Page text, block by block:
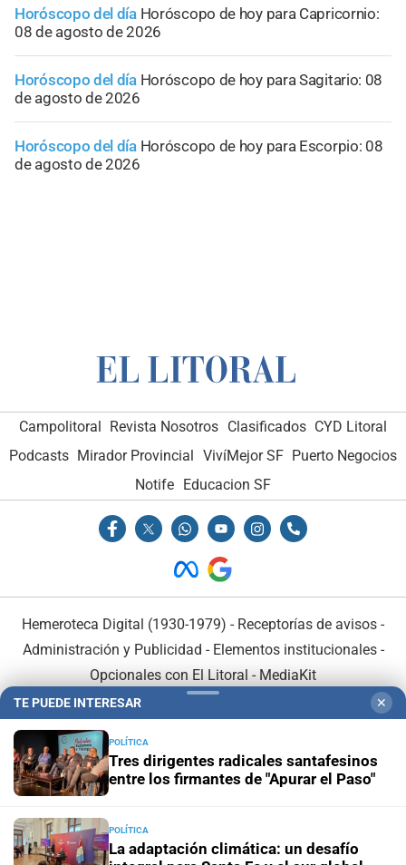
Horóscopo del día Horóscopo de hoy para Capricornio:
08 de agosto de 2026
Horóscopo del día Horóscopo de hoy para Sagitario: 08
de agosto de 2026
Horóscopo del día Horóscopo de hoy para Escorpio: 08
de agosto de 2026
Campolitoral Revista Nosotros Clasificados CYD Litoral
Podcasts Mirador Provincial VivíMejor SF Puerto Negocios
Notife Educacion SF
Hemeroteca Digital (1930-1979) - Receptorías de avisos -
Administración y Publicidad - Elementos institucionales-
Opcionales con El Litoral - MediaKit
En Asociación con:
TE PUEDE INTERESAR ✕
POLÍTICA
Tres dirigentes radicales santafesinos
entre los firmantes de "Apurar el Paso"
POLÍTICA
La adaptación climática: un desafío